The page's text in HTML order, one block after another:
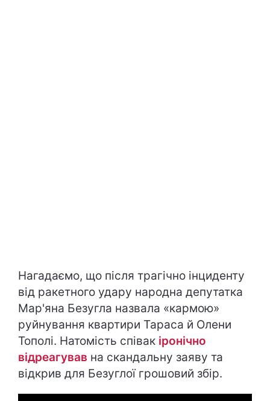
Нагадаємо, що після трагічно інциденту
від ракетного удару народна депутатка
Мар'яна Безугла назвала «кармою»
руйнування квартири Тараса й Олени
Тополі. Натомість співак іронічно
відреагував на скандальну заяву та
відкрив для Безуглої грошовий збір.